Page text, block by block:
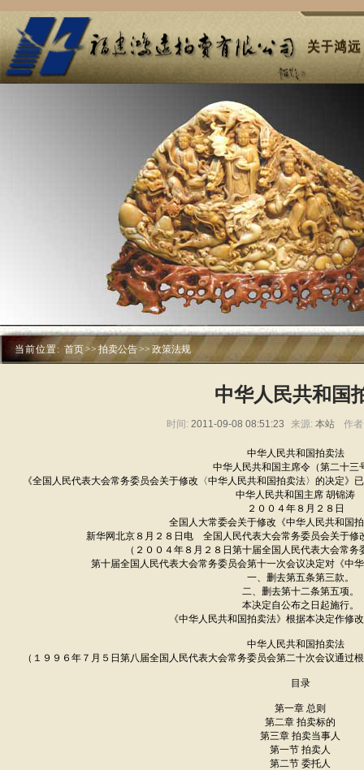
当前位置: 首页>> 拍卖公告>> 政策法规
中华人民共和国
时间: 2011-09-08 08:51:23 来源: 本站 作
中华人民共和国拍卖法
中华人民共和国主席令（第二十三
《全国人民代表大会常务委员会关于修改〈中华人民共和国拍卖法〉的决定
中华人民共和国主席 胡锦涛
２００４年８月２８日
全国人大常委会关于修改《中华人民共和国
新华网北京８月２８日电 全国人民代表大会常务委员会关于修
（２００４年８月２８日第十届全国人民代表大会常务
第十届全国人民代表大会常务委员会第十一次会议决定对《中
一、删去第五条第三款。
二、删去第十二条第五项。
本决定自公布之日起施行。
《中华人民共和国拍卖法》根据本决定作修
中华人民共和国拍卖法
（１９９６年７月５日第八届全国人民代表大会常务委员会第二十次会议通过
目录
第一章 总则
第二章 拍卖标的
第三章 拍卖当事人
第一节 拍卖人
第二节 委托人